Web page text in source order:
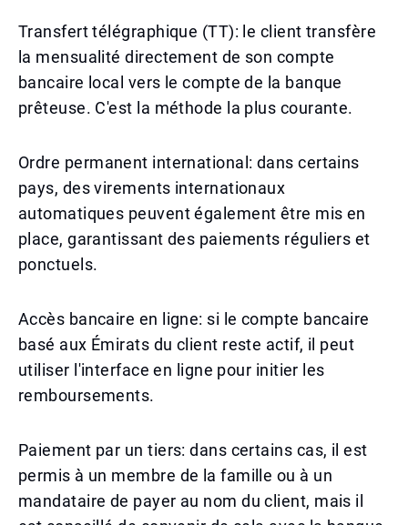
Transfert télégraphique (TT): le client transfère
la mensualité directement de son compte
bancaire local vers le compte de la banque
prêteuse. C'est la méthode la plus courante.
Ordre permanent international: dans certains
pays, des virements internationaux
automatiques peuvent également être mis en
place, garantissant des paiements réguliers et
ponctuels.
Accès bancaire en ligne: si le compte bancaire
basé aux Émirats du client reste actif, il peut
utiliser l'interface en ligne pour initier les
remboursements.
Paiement par un tiers: dans certains cas, il est
permis à un membre de la famille ou à un
mandataire de payer au nom du client, mais il